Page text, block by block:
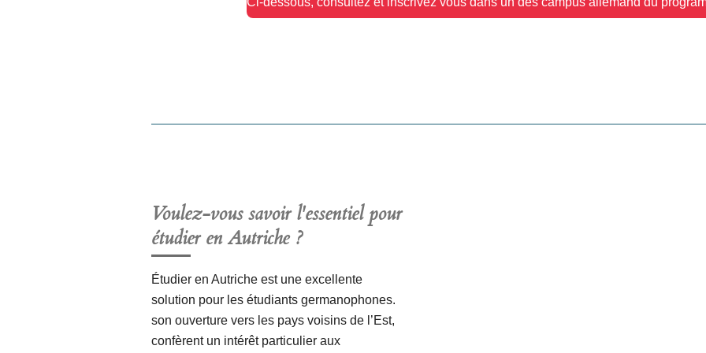
Voulez-vous savoir l'essentiel pour
étudier en Autriche?
Étudier en Autriche est une excellente
solution pour les étudiants germanophones.
son ouverture vers les pays voisins de l’Est,
confèrent un intérêt particulier aux